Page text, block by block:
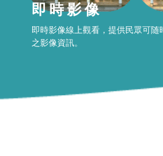
即時影像
即時影像線上觀看，提供民眾可
之影像資訊。